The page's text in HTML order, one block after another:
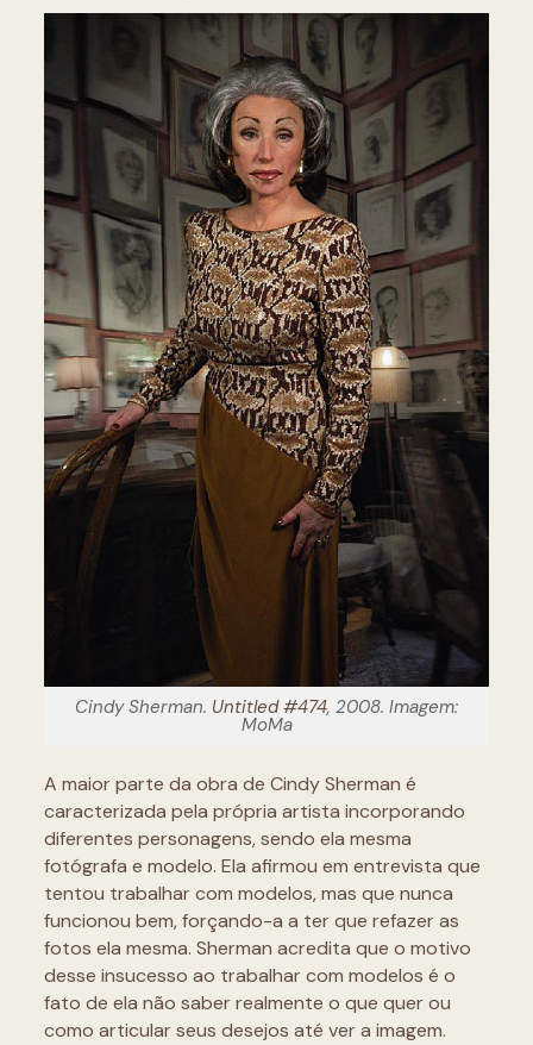
Cindy Sherman. Untitled #474, 2008. Imagem:
MoMa
A maior parte da obra de Cindy Sherman é
caracterizada pela própria artista incorporando
diferentes personagens, sendo ela mesma
fotógrafa e modelo. Ela afirmou em entrevista que
tentou trabalhar com modelos, mas que nunca
funcionou bem, forçando-a a ter que refazer as
fotos ela mesma. Sherman acredita que o motivo
desse insucesso ao trabalhar com modelos é o
fato de ela não saber realmente o que quer ou
como articular seus desejos até ver a imagem.